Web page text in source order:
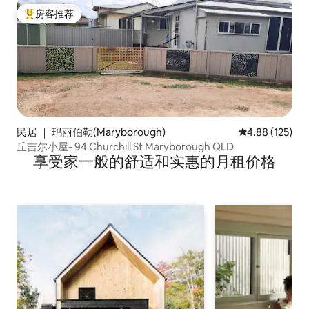
热门「房客推荐」
房客推荐
民居 ｜ 玛丽伯勒(Maryborough) 平均评分 4.88
4.88 (125)
丘吉尔小屋- 94 Churchill St Maryborough QLD
享受家一般的舒适和实惠的月租价格